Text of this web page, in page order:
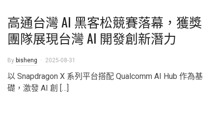
高通台灣 AI 黑客松競賽落幕，獲獎
團隊展現台灣 AI 開發創新潛力
By bisheng 2025-08-31
以 Snapdragon X 系列平台搭配 Qualcomm AI Hub 作為基
礎，激發 AI 創 […]